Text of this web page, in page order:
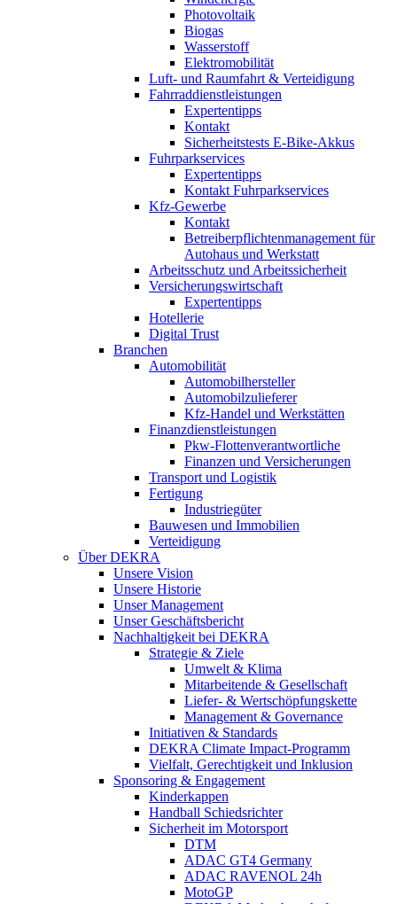
Photovoltaik
Biogas
Wasserstoff
Elektromobilität
Luft- und Raumfahrt & Verteidigung
Fahrraddienstleistungen
Expertentipps
Kontakt
Sicherheitstests E-Bike-Akkus
Fuhrparkservices
Expertentipps
Kontakt Fuhrparkservices
Kfz-Gewerbe
Kontakt
Betreiberpflichtenmanagement für
Autohaus und Werkstatt
Arbeitsschutz und Arbeitssicherheit
Versicherungswirtschaft
Expertentipps
Hotellerie
Digital Trust
Branchen
Automobilität
Automobilhersteller
Automobilzulieferer
Kfz-Handel und Werkstätten
Finanzdienstleistungen
Pkw‑Flottenverantwortliche
Finanzen und Versicherungen
Transport und Logistik
Fertigung
Industriegüter
Bauwesen und Immobilien
Verteidigung
Über DEKRA
Unsere Vision
Unsere Historie
Unser Management
Unser Geschäftsbericht
Nachhaltigkeit bei DEKRA
Strategie & Ziele
Umwelt & Klima
Mitarbeitende & Gesellschaft
Liefer- & Wertschöpfungskette
Management & Governance
Initiativen & Standards
DEKRA Climate Impact-Programm
Vielfalt, Gerechtigkeit und Inklusion​
Sponsoring & Engagement
Kinderkappen
Handball Schiedsrichter
Sicherheit im Motorsport
DTM
ADAC GT4 Germany
ADAC RAVENOL 24h
MotoGP